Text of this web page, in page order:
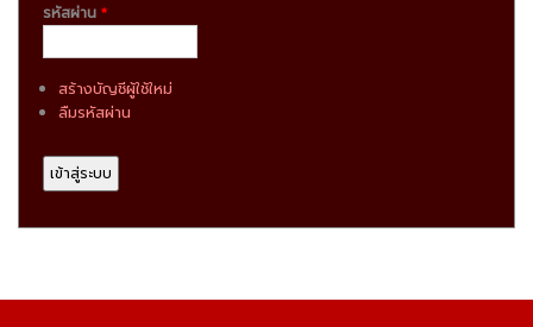
รหัสผ่าน *
สร้างบัญชีผู้ใช้ใหม่
ลืมรหัสผ่าน